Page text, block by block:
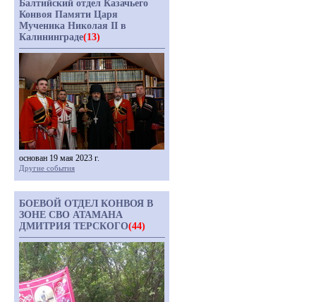
Балтийский отдел Казачьего
Конвоя Памяти Царя
Мученика Николая II в
Калининграде(13)
основан 19 мая 2023 г.
Другие события
БОЕВОЙ ОТДЕЛ КОНВОЯ В
ЗОНЕ СВО АТАМАНА
ДМИТРИЯ ТЕРСКОГО(44)